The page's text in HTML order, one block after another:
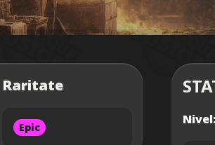
Raritate
Epic
Nivel: